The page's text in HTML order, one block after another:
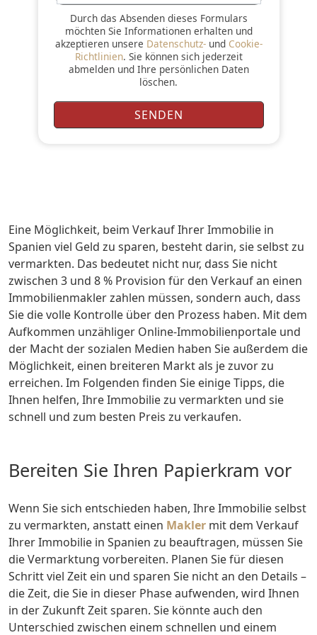
Durch das Absenden dieses Formulars
möchten Sie Informationen erhalten und
akzeptieren unsere Datenschutz-und Cookie-
Richtlinien. Sie können sich jederzeit
abmelden und Ihre persönlichen Daten
löschen.
Eine Möglichkeit, beim Verkauf Ihrer Immobilie in
Spanien viel Geld zu sparen, besteht darin, sie selbst zu
vermarkten. Das bedeutet nicht nur, dass Sie nicht
zwischen 3 und 8 % Provision für den Verkauf an einen
Immobilienmakler zahlen müssen, sondern auch, dass
Sie die volle Kontrolle über den Prozess haben. Mit dem
Aufkommen unzähliger Online-Immobilienportale und
der Macht der sozialen Medien haben Sie außerdem die
Möglichkeit, einen breiteren Markt als je zuvor zu
erreichen. Im Folgenden finden Sie einige Tipps, die
Ihnen helfen, Ihre Immobilie zu vermarkten und sie
schnell und zum besten Preis zu verkaufen.
Bereiten Sie Ihren Papierkram vor
Wenn Sie sich entschieden haben, Ihre Immobilie selbst
zu vermarkten, anstatt einen Makler mit dem Verkauf
Ihrer Immobilie in Spanien zu beauftragen, müssen Sie
die Vermarktung vorbereiten. Planen Sie für diesen
Schritt viel Zeit ein und sparen Sie nicht an den Details –
die Zeit, die Sie in dieser Phase aufwenden, wird Ihnen
in der Zukunft Zeit sparen. Sie könnte auch den
Unterschied zwischen einem schnellen und einem